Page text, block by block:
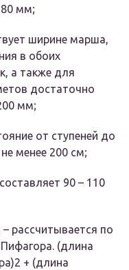
мм;
ширине марша,
в обоих
а также для
достаточно
мм;
от ступеней до
менее 200 см;
90 – 110
рассчитывается по
(длина
+ (длина